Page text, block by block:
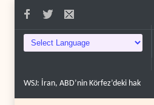
WSJ: İran, ABD’nin Körfez’deki